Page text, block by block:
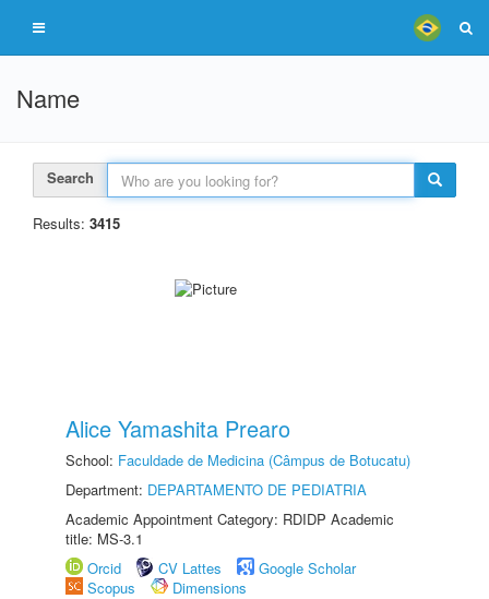
Name
Search
Results: 3415
Alice Yamashita Prearo
School: Faculdade de Medicina (Câmpus de Botucatu)
Department: DEPARTAMENTO DE PEDIATRIA
Academic Appointment Category: RDIDP Academic
title: MS-3.1
Orcid
CV Lattes
Google Scholar
Scopus
Dimensions